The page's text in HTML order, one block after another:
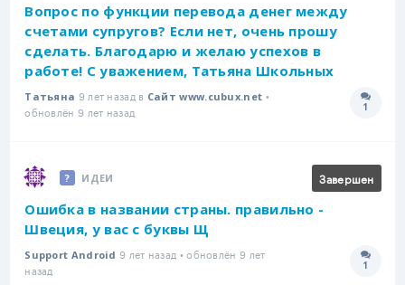
Вопрос по функции перевода денег между
счетами супругов? Если нет, очень прошу
сделать. Благодарю и желаю успехов в
работе! С уважением, Татьяна Школьных
Татьяна 9 лет назад в Сайт www.cubux.net •
обновлён 9 лет назад
1
ИДЕИ Завершен
Ошибка в названии страны. правильно -
Швеция, у вас с буквы Щ
Support Android 9 лет назад • обновлён 9 лет
назад
1